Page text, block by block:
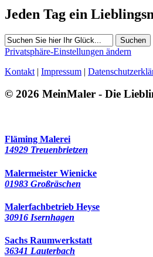
Jeden Tag ein
Suchen
Privatsphäre-Einstellungen ändern
Kontakt | Impressum |
© 2026 MeinMaler - Die
Fläming Malerei
14929 Treuenbrietzen
Malermeister Wienicke
01983 Großräschen
Malerfachbetrieb Heyse
30916 Isernhagen
Sachs Raumwerkstatt
36341 Lauterbach